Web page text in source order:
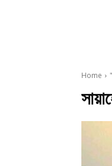
Home